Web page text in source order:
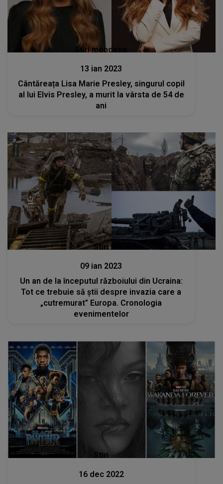
Stiri mondene
13 ian 2023
Cântăreața Lisa Marie Presley, singurul copil
al lui Elvis Presley, a murit la vârsta de 54 de
ani
Stiri
09 ian 2023
Un an de la începutul războiului din Ucraina:
Tot ce trebuie să știi despre invazia care a
„cutremurat” Europa. Cronologia
evenimentelor
Stiri
16 dec 2022